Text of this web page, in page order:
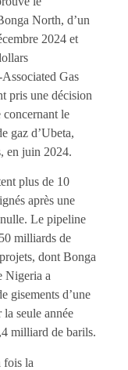
North, d’un
2024 et
Gas
pris une décision
le
gaz d’Ubeta,
en juin 2024.
plus de 10
après une
Le pipeline
milliards de
dont Bonga
Nigeria a
gisements d’une
seule année
milliard de barils.
fois la